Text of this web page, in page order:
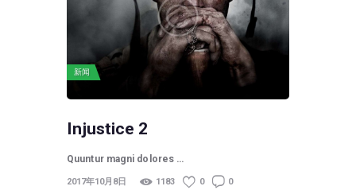
新闻
Injustice 2
Quuntur magni dolores …
2017年10月8日 1183 0 0